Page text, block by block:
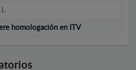
homologación en ITV